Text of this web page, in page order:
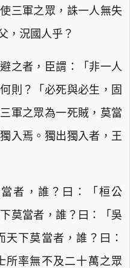
三軍之眾，誅一人無失
，況國人乎？
之者，臣謂：「非一人
則？「必死與必生，固
軍之眾為一死賊，莫當
入焉。獨出獨入者，王
者，誰？曰：「桓公
莫當者，誰？曰：「吳
下莫當者，誰？曰：
所率無不及二十萬之眾